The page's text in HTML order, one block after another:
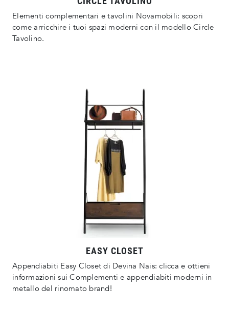
Elementi complementari e tavolini Novamobili: scopri
come arricchire i tuoi spazi moderni con il modello Circle
Tavolino.
EASY CLOSET
Appendiabiti Easy Closet di Devina Nais: clicca e ottieni
informazioni sui Complementi e appendiabiti moderni in
metallo del rinomato brand!